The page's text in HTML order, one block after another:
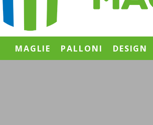
MAGLIE PALLONI DESIGN